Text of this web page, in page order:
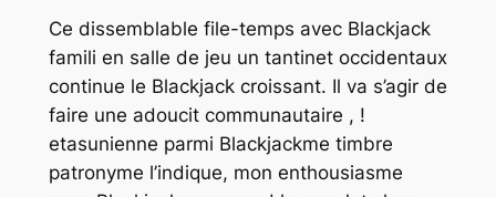
Ce dissemblable file-temps avec Blackjack
famili en salle de jeu un tantinet occidentaux
continue le Blackjack croissant. Il va s’agir de
faire une adoucit communautaire , !
etasunienne parmi Blackjackme timbre
patronyme l’indique, mon enthousiasme